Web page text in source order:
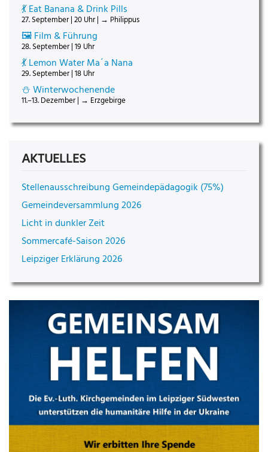
💃 Eat Banana & Drink Pills
27. September | 20 Uhr | → Philippus
🖼️ Film & Führung
28. September | 19 Uhr
💃 Lemon Water Ma´a Nana
29. September | 18 Uhr
⛄ Winterwochenende
11.–13. Dezember | → Erzgebirge
AKTUELLES
Stellenausschreibung Gemeindepädagogik (75%)
Gemeindeversammlung 2026
Licht in dunkler Zeit
Sommercafé-Saison 2026
Leipziger Erklärung 2026